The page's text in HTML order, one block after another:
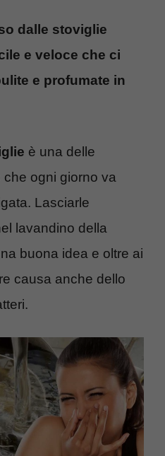
dalle stoviglie
e veloce che ci
e profumate in
è una delle
ogni giorno va
Lasciarle
lavandino della
buona idea e oltre ai
causa anche dello